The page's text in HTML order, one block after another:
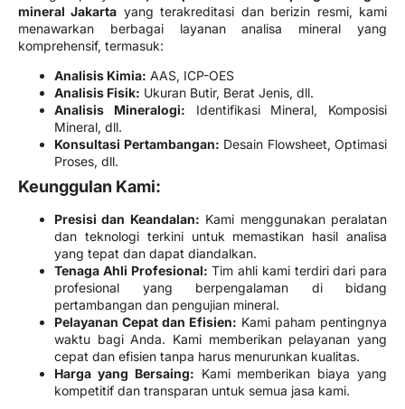
mineral Jakarta yang terakreditasi dan berizin resmi, kami
menawarkan berbagai layanan analisa mineral yang
komprehensif, termasuk:
Analisis Kimia: AAS, ICP-OES
Analisis Fisik: Ukuran Butir, Berat Jenis, dll.
Analisis Mineralogi: Identifikasi Mineral, Komposisi
Mineral, dll.
Konsultasi Pertambangan: Desain Flowsheet, Optimasi
Proses, dll.
Keunggulan Kami:
Presisi dan Keandalan: Kami menggunakan peralatan
dan teknologi terkini untuk memastikan hasil analisa
yang tepat dan dapat diandalkan.
Tenaga Ahli Profesional: Tim ahli kami terdiri dari para
profesional yang berpengalaman di bidang
pertambangan dan pengujian mineral.
Pelayanan Cepat dan Efisien: Kami paham pentingnya
waktu bagi Anda. Kami memberikan pelayanan yang
cepat dan efisien tanpa harus menurunkan kualitas.
Harga yang Bersaing: Kami memberikan biaya yang
kompetitif dan transparan untuk semua jasa kami.